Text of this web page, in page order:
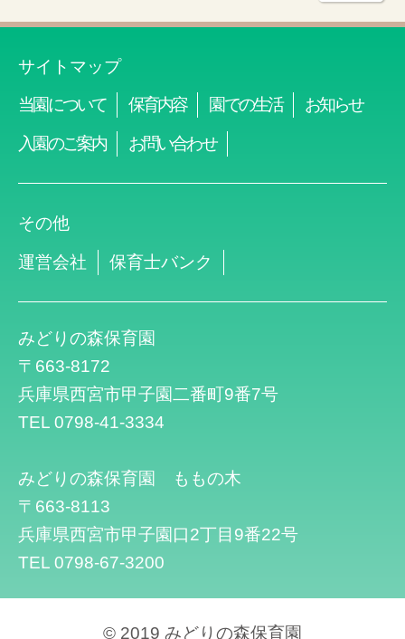
サイトマップ
当園について 保育内容 園での生活 お知らせ
入園のご案内 お問い合わせ
みどりの森保育園
〒663-8172
兵庫県西宮市甲子園二番町9番7号
TEL 0798-41-3334
みどりの森保育園 ももの木
〒663-8113
兵庫県西宮市甲子園口2丁目9番22号
TEL 0798-67-3200
その他
運営会社 保育士バンク
© 2019 みどりの森保育園